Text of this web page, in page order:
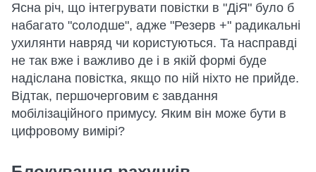
Ясна річ, що інтегрувати повістки в "ДіЯ" було б
набагато "солодше", адже "Резерв +" радикальні
ухилянти навряд чи користуються. Та насправді
не так вже і важливо де і в якій формі буде
надіслана повістка, якщо по ній ніхто не прийде.
Відтак, першочерговим є завдання
мобілізаційного примусу. Яким він може бути в
цифровому вимірі?